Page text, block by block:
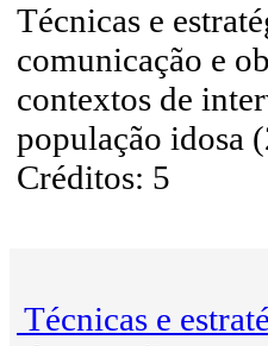
Técnicas e
comunicação e
contextos de
população idosa
Créditos: 5
Técnicas e